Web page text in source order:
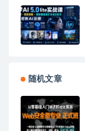
随机文章